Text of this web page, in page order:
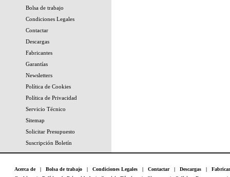
Bolsa de trabajo
Condiciones Legales
Contactar
Descargas
Fabricantes
Garantías
Newsletters
Política de Cookies
Política de Privacidad
Servicio Técnico
Sitemap
Solicitar Presupuesto
Suscripción Boletín
Acerca de| Bolsa de trabajo | Condiciones Legales | Contactar| Descargas |